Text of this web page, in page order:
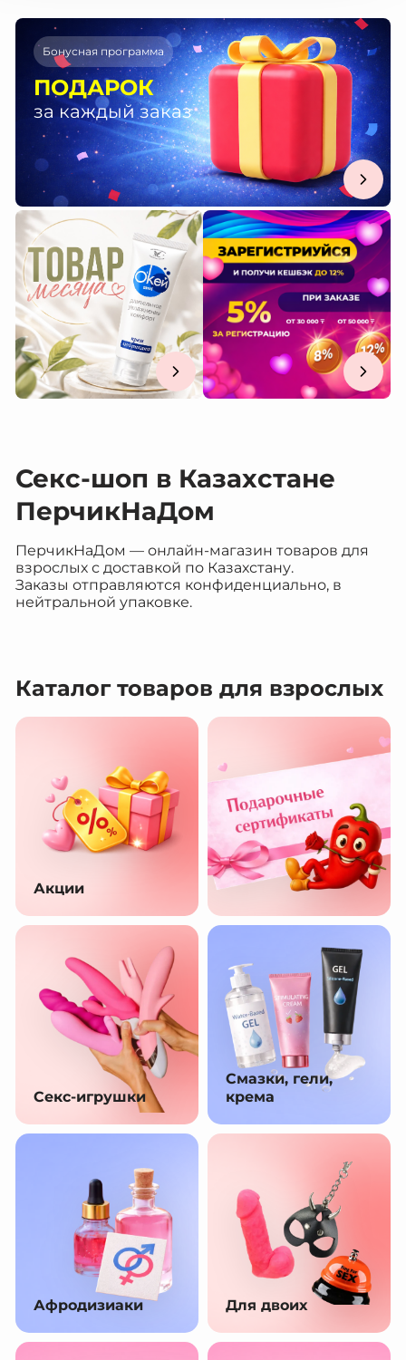
Бонусная программа
ПОДАРОК
за каждый заказ
Секс-шоп в Казахстане
ПерчикНаДом
ПерчикНаДом — онлайн-магазин товаров для
взрослых с доставкой по Казахстану.
Заказы отправляются конфиденциально, в
нейтральной упаковке.
Каталог товаров для взрослых
Акции
Секс-игрушки
Смазки, гели,
крема
Афродизиаки Для двоих